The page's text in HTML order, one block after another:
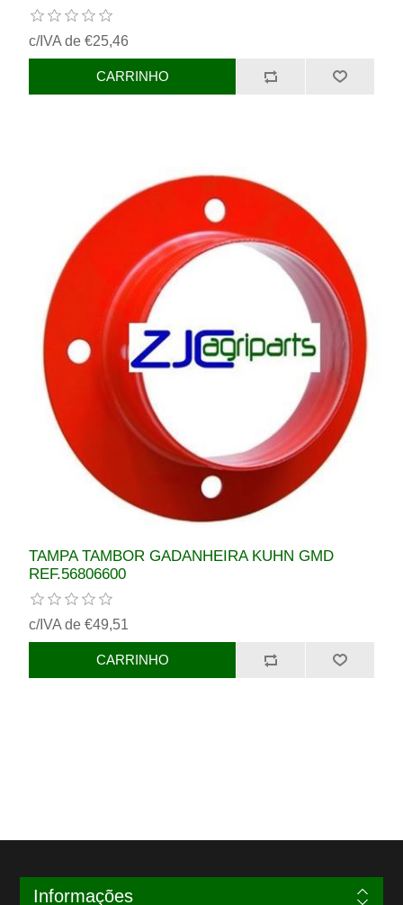
c/IVA de €25,46
TAMPA TAMBOR GADANHEIRA KUHN GMD
REF.56806600
c/IVA de €49,51
Informações